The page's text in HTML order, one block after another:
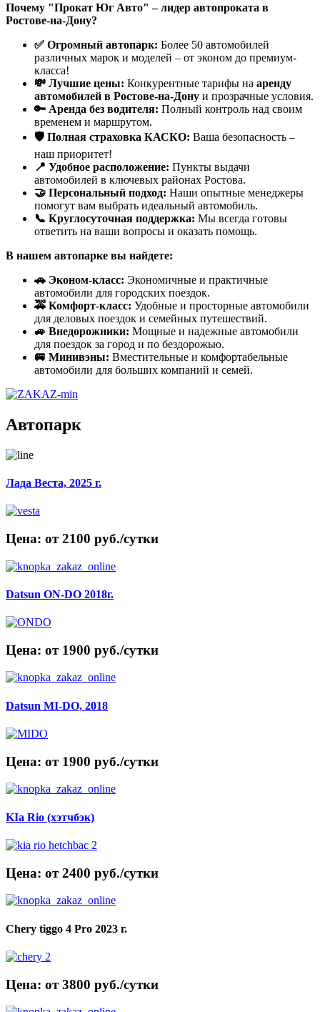
Почему "Прокат Юг Авто" – лидер автопроката в
Ростове-на-Дону?
✅ Огромный автопарк: Более 50 автомобилей
различных марок и моделей – от эконом до премиум-
класса!
💸 Лучшие цены: Конкурентные тарифы на аренду
автомобилей в Ростове-на-Дону и прозрачные условия.
🔑 Аренда без водителя: Полный контроль над своим
временем и маршрутом.
🛡️ Полная страховка КАСКО: Ваша безопасность –
наш приоритет!
📍 Удобное расположение: Пункты выдачи
автомобилей в ключевых районах Ростова.
🤝 Персональный подход: Наши опытные менеджеры
помогут вам выбрать идеальный автомобиль.
📞 Круглосуточная поддержка: Мы всегда готовы
ответить на ваши вопросы и оказать помощь.
В нашем автопарке вы найдете:
🚗 Эконом-класс: Экономичные и практичные
автомобили для городских поездок.
🚕 Комфорт-класс: Удобные и просторные автомобили
для деловых поездок и семейных путешествий.
🚙 Внедорожники: Мощные и надежные автомобили
для поездок за город и по бездорожью.
🚐 Минивэны: Вместительные и комфортабельные
автомобили для больших компаний и семей.
Автопарк
Лада Веста, 2025 г.
Цена: от 2100 руб./сутки
Datsun ON-DO 2018г.
Цена: от 1900 руб./сутки
Datsun MI-DO, 2018
Цена: от 1900 руб./сутки
KIa Rio (хэтчбэк)
Цена: от 2400 руб./сутки
Chery tiggo 4 Pro 2023 г.
Цена: от 3800 руб./сутки